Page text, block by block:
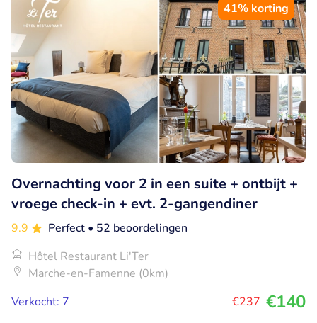
41% korting
Overnachting voor 2 in een suite + ontbijt +
vroege check-in + evt. 2-gangendiner
9.9 Perfect • 52 beoordelingen
Hôtel Restaurant Li'Ter
Marche-en-Famenne (0km)
Verkocht: 7
€237 €140